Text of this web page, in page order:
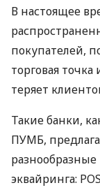
В настоящее
покупателей,
торговая
теряет
Такие банки,
ПУМБ,
эквайринга: